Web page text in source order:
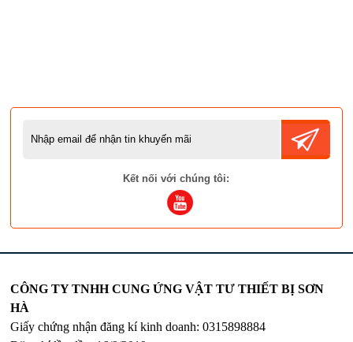
Kết nối với chúng tôi:
CÔNG TY TNHH CUNG ỨNG VẬT TƯ THIẾT BỊ SƠN
HÀ
Giấy chứng nhận đăng kí kinh doanh: 0315898884